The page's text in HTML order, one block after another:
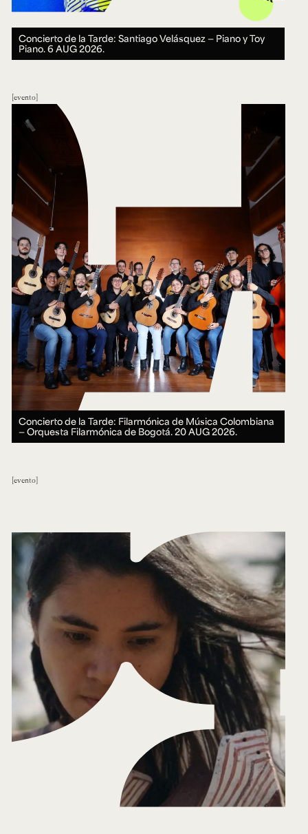
Concierto de la Tarde: Santiago Velásquez — Piano y Toy
Piano.6 AUG 2026.
evento
Concierto de la Tarde: Filarmónica de Música Colombiana
— Orquesta Filarmónica de Bogotá.20 AUG 2026.
evento